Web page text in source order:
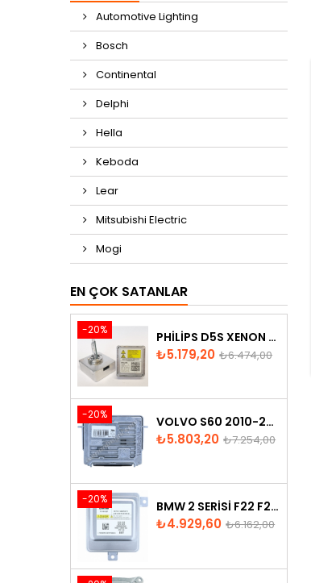
Automotive Lighting
Bosch
Continental
Delphi
Hella
Keboda
Lear
Mitsubishi Electric
Mogi
EN ÇOK SATANLAR
-20% PHILIPS D5S XENON AMPUL
Fiyat
₺5.179,20 Normal
₺6.474,00
-20% VOLVO S60 2010-2018 XENON FAR BEYNI 31297942
Fiyat
₺5.803,20 Normal
₺7.254,00
-20% BMW 2 SERISI F22 F23 2013-2016 XENON FAR BEYNI 7318327
Fiyat
₺4.929,60 Normal
₺6.162,00